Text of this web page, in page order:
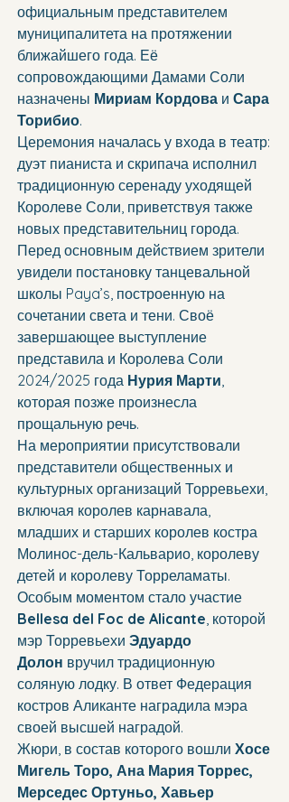
официальным представителем
муниципалитета на протяжении
ближайшего года. Её
сопровождающими Дамами Соли
назначены Мириам Кордова и Сара
Торибио.
Церемония началась у входа в театр:
дуэт пианиста и скрипача исполнил
традиционную серенаду уходящей
Королеве Соли, приветствуя также
новых представительниц города.
Перед основным действием зрители
увидели постановку танцевальной
школы Paya’s, построенную на
сочетании света и тени. Своё
завершающее выступление
представила и Королева Соли
2024/2025 года Нурия Марти
которая позже произнесла
прощальную речь.
На мероприятии присутствовали
представители общественных и
культурных организаций Торревьехи,
включая королев карнавала,
младших и старших королев костра
Молинос-дель-Кальварио, королеву
детей и королеву Торреламаты.
Особым моментом стало участие
Bellesa del Foc de Alicante , которой
мэр Торревьехи Эдуардо
Долон вручил традиционную
соляную лодку. В ответ Федерация
костров Аликанте наградила мэра
своей высшей наградой.
Жюри, в состав которого вошли Хосе
Мигель Торо, Ана Мария Торрес,
Мерседес Ортуньо, Хавьер